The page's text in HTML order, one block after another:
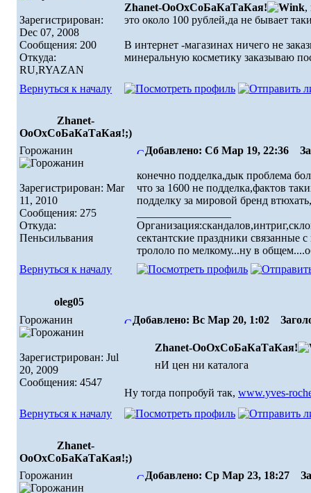
Зарегистрирован:
Dec 07, 2008
Сообщения: 200
Откуда:
RU,RYAZAN
Zhanet-ОоОхСоБаКаТаКая!
,
это около 100 рублей,да не бывает
В интернет -магазинах ничего не
минеральную косметику заказываю
Вернуться к началу
Zhanet-
ОоОхСоБаКаТаКая!;)
Горожанин
Зарегистрирован: Mar
11, 2010
Сообщения: 275
Откуда:
Пеньсильвания
Добавлено: Сб Мар 19, 22:36
конечно подделка,дык проблема
что за 1600 не подделка,фактов
подделку за мировой бренд
сектантские праздники связанные
трололо по мелкому...ну в
Вернуться к началу
oleg05
Горожанин
Зарегистрирован: Jul
20, 2009
Сообщения: 4547
Добавлено: Вс Мар 20, 1:02
Zhanet-ОоОхСоБаКаТаКая!
нИ цен ни каталога
Ну тогда попробуй так, www.yves-
Вернуться к началу
Zhanet-
ОоОхСоБаКаТаКая!;)
Горожанин
Добавлено: Ср Мар 23, 18:27